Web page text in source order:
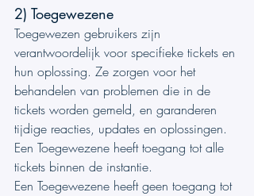
2) Toegewezene
Toegewezen gebruikers zijn
verantwoordelijk voor specifieke tickets en
hun oplossing. Ze zorgen voor het
behandelen van problemen die in de
tickets worden gemeld, en garanderen
tijdige reacties, updates en oplossingen.
Een Toegewezene heeft toegang tot alle
tickets binnen de instantie.
Een Toegewezene heeft geen toegang tot